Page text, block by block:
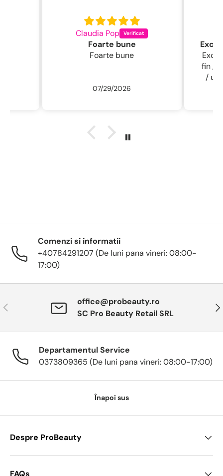
Claudia Pop
Foarte bune
Foarte bune
07/29/2026
Excelentă
fin ,
/
Comenzi si informatii
+40784291207 (De luni pana vineri: 08:00-
17:00)
Anterior
office@probeauty.ro
SC Pro Beauty Retail SRL
Departamentul Service
0373809365 (De luni pana vineri: 08:00-17:00)
Înapoi sus
Despre ProBeauty
FAQs